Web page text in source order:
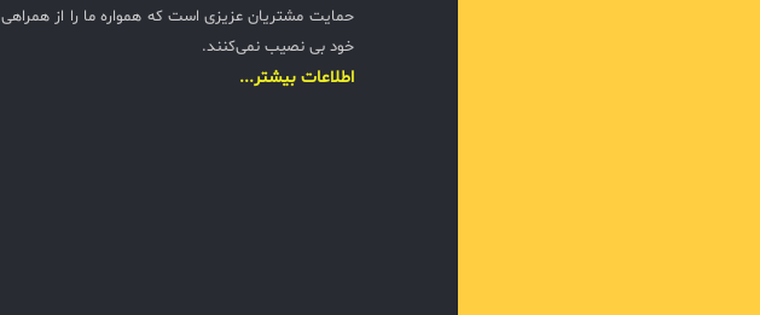
مدیریت پچ و به‌روزرسانی‌های نرم‌افزاری
جلوگیری از آسیب‌پذیری‌های امنیتی و
حمایت مشتریان عزیزی است که همواره ما را از همراهی
خود بی نصیب نمی‌کنند.
اطلاعات بیشتر...